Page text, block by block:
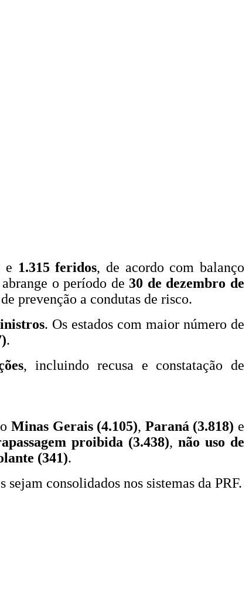
e 1.315 feridos, de acordo com balanço
o período de 30 de dezembro de
prevenção a condutas de risco.
. Os estados com maior número de
.
, incluindo recusa e constatação de
Minas Gerais (4.105), Paraná (3.818) e
proibida (3.438),não uso de
(341).
consolidados nos sistemas da PRF.